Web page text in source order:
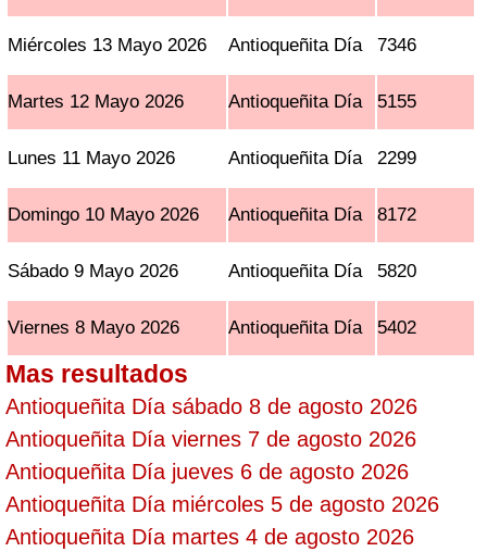
Miércoles 13 Mayo 2026 Antioqueñita Día 7346
Martes 12 Mayo 2026 Antioqueñita Día 5155
Lunes 11 Mayo 2026 Antioqueñita Día 2299
Domingo 10 Mayo 2026 Antioqueñita Día 8172
Sábado 9 Mayo 2026 Antioqueñita Día 5820
Viernes 8 Mayo 2026 Antioqueñita Día 5402
Mas resultados
Antioqueñita Día sábado 8 de agosto 2026
Antioqueñita Día viernes 7 de agosto 2026
Antioqueñita Día jueves 6 de agosto 2026
Antioqueñita Día miércoles 5 de agosto 2026
Antioqueñita Día martes 4 de agosto 2026